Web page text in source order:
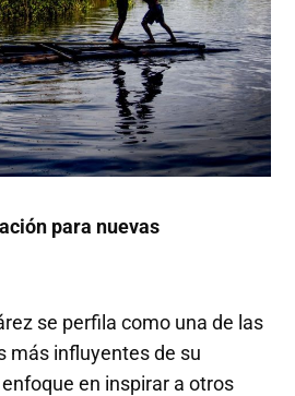
para nuevas
se perfila como una de las
más influyentes de su
en inspirar a otros